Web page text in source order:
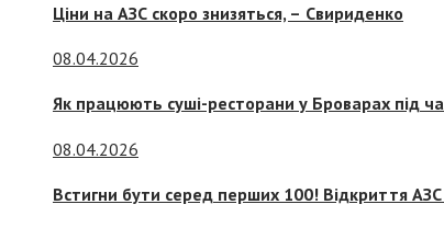
Ціни на АЗС скоро знизяться, – Свириденко
08.04.2026
Як працюють суші-ресторани у Броварах під
08.04.2026
Встигни бути серед перших 100! Відкриття